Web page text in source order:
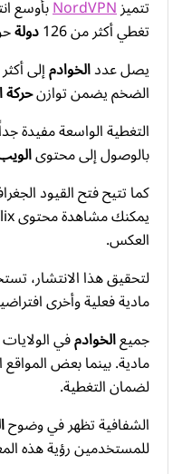
تتميزNordVPNبأوسع
تغطي أكثر من 126 دولة
يصل عددالخوادم
الضخم يضمن توازنحركة
التغطية الواسعة مفيدة
بالوصول إلى محتوى
كما تتيح فتح القيود
العكس.
لتحقيق هذا الانتشار،
مادية فعلية وأخرى
جميعالخوادمفي
مادية. بينما بعض
لضمان التغطية.
الشفافية تظهر في وضوح
للمستخدمين رؤية هذه